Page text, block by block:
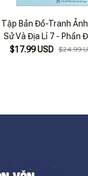
Tập Bản Đồ-Tranh
Sử Và Địa Lí 7 - Phần
(Theo Chương Trình
$17.99 USD $24.99